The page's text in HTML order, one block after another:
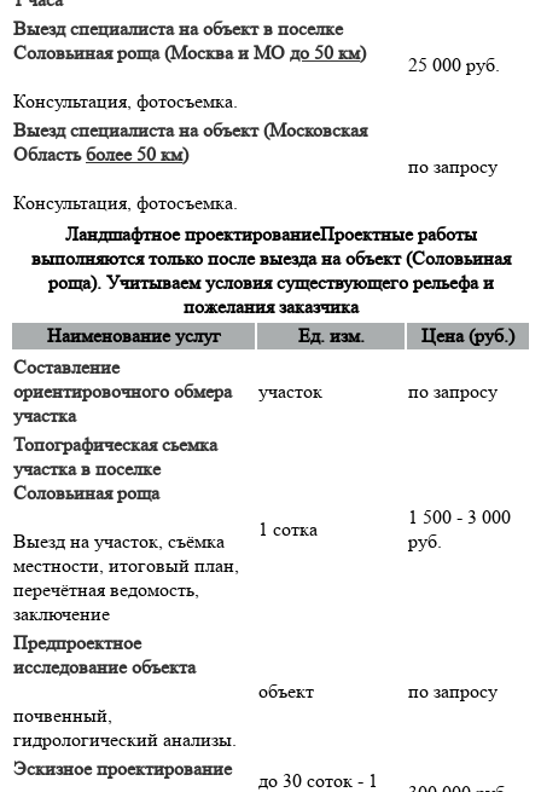
Выезд специалиста на объект в поселке
Соловьиная роща (Москва и МО до 50 км)
Консультация, фотосъемка.
25 000 руб.
Выезд специалиста на объект (Московская
Областьболее 50 км)
Консультация, фотосъемка.
по запросу
Ландшафтное проектированиеПроектные работы
выполняются только после выезда на объект (Соловьиная
роща). Учитываем условия существующего рельефа и
пожелания заказчика
Наименование услуг
Ед. изм.
Цена (руб.)
Составление
ориентировочного обмера
участка
участок по запросу
Топографическая сьемка
участка в поселке
Соловьиная роща
Выезд на участок, съёмка
местности, итоговый план,
перечётная ведомость,
заключение
1 сотка
1 500 - 3 000
руб.
Предпроектное
исследование объекта
почвенный,
гидрологический анализы.
объект по запросу
Эскизное проектирование
до 30 соток - 1